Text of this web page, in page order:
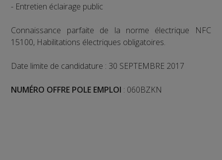
- Entretien éclairage public
Connaissance parfaite de la norme électrique NFC
15100, Habilitations électriques obligatoires.
Date limite de candidature : 30 SEPTEMBRE 2017
NUMÉRO OFFRE POLE EMPLOI : 060BZKN